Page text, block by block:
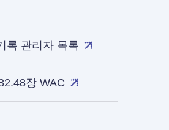
록 관리자 목록
장 WAC